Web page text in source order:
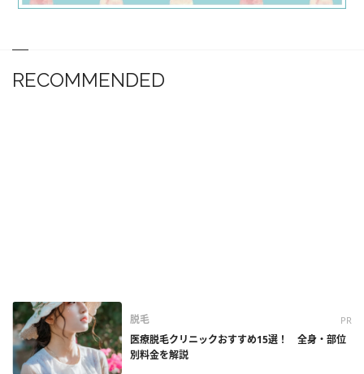
RECOMMENDED
脱毛 PR
医療脱毛クリニックおすすめ15選！ 全身・部位
別料金を解説